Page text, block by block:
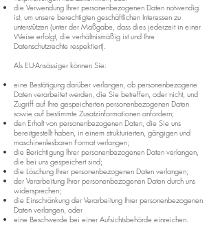
die Verwendung Ihrer personenbezogenen Daten notwendig
ist, um unsere berechtigten geschäftlichen Interessen zu
unterstützen (unter der Maßgabe, dass dies jederzeit in einer
Weise erfolgt, die verhältnismäßig ist und Ihre
Datenschutzrechte respektiert).
Als EU-Ansässiger können Sie:
eine Bestätigung darüber verlangen, ob personenbezogene
Daten verarbeitet werden, die Sie betreffen, oder nicht, und
Zugriff auf Ihre gespeicherten personenbezogenen Daten
sowie auf bestimmte Zusatzinformationen anfordern;
den Erhalt von personenbezogenen Daten, die Sie uns
bereitgestellt haben, in einem strukturierten, gängigen und
maschinenlesbaren Format verlangen;
die Berichtigung lhrer personenbezogenen Daten verlangen,
die bei uns gespeichert sind;
die Löschung Ihrer personenbezogenen Daten verlangen;
der Verarbeitung Ihrer personenbezogenen Daten durch uns
widersprechen;
die Einschränkung der Verarbeitung Ihrer personenbezogenen
Daten verlangen, oder
eine Beschwerde bei einer Aufsichtsbehörde einreichen.